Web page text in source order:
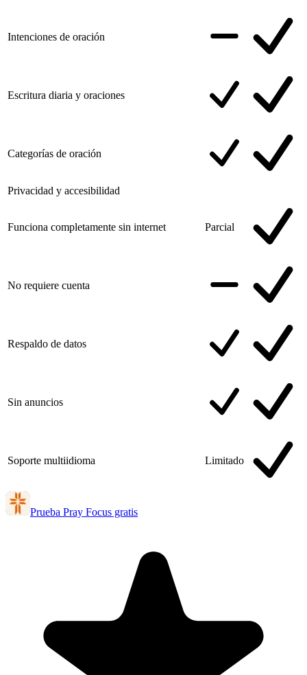
Intenciones de oración
Escritura diaria y oraciones
Categorías de oración
Privacidad y accesibilidad
Funciona completamente sin internet Parcial
No requiere cuenta
Respaldo de datos
Sin anuncios
Soporte multiidioma Limitado
Prueba Pray Focus gratis